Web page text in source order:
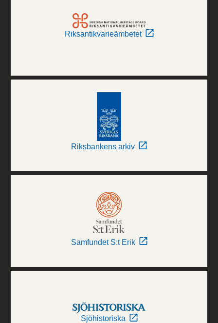
Riksantikvarieämbetet
Riksbankens arkiv
Samfundet S:t Erik
Sjöhistoriska